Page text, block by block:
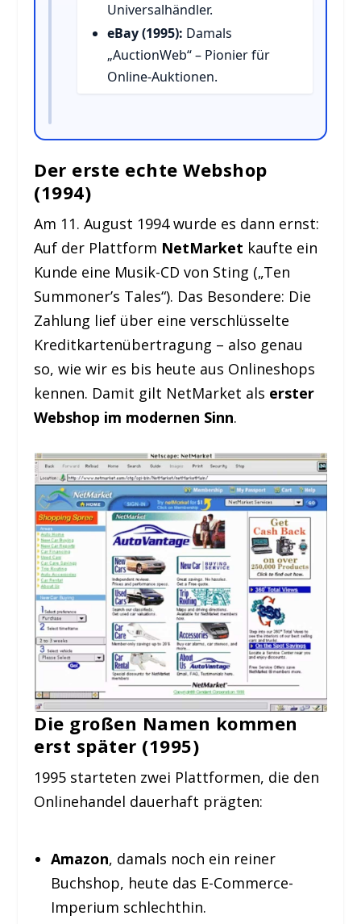
Universalhändler.
eBay (1995): Damals
„AuctionWeb“ – Pionier für
Online-Auktionen.
Der erste echte Webshop
(1994)
Am 11. August 1994 wurde es dann ernst:
Auf der Plattform NetMarket kaufte ein
Kunde eine Musik-CD von Sting („Ten
Summoner’s Tales“). Das Besondere: Die
Zahlung lief über eine verschlüsselte
Kreditkartenübertragung – also genau
so, wie wir es bis heute aus Onlineshops
kennen. Damit gilt NetMarket als erster
Webshop im modernen Sinn.
Die großen Namen kommen
erst später (1995)
1995 starteten zwei Plattformen, die den
Onlinehandel dauerhaft prägten:
Amazon, damals noch ein reiner
Buchshop, heute das E-Commerce-
Imperium schlechthin.